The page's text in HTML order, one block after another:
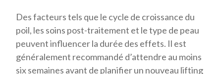
Des facteurs tels que le cycle de croissance du
poil, les soins post-traitement et le type de peau
peuvent influencer la durée des effets. Il est
généralement recommandé d’attendre au moins
six semaines avant de planifier un nouveau lifting